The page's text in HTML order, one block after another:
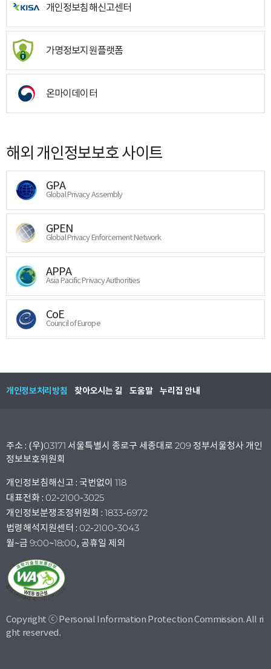
개인정보침해신고센터
가명정보지원플랫폼
온마이데이터
해외 개인정보보호 사이트
GPA
Global Privacy Assembly
GPEN
Global Privacy Enforcement Network
APPA
Asia Pacific Privacy Authorities
CoE
Council of Europe
개인정보처리방침 찾아오시는 길 도움말 누리집 안내
주소 : (우)03171 서울특별시 종로구 세종대로 209 정부서울청사 개인
정보보호위원회
개인정보침해신고 : 국번없이 118
대표전화 : 02-2100-3025
개인정보분쟁조정위원회 : 1833-6972
법령해석지원센터 : 02-2100-3043
월~금 9:00~18:00, 공휴일 제외
Copyright ⓒ Personal Information Protection Commission. All ri
ght reserved.